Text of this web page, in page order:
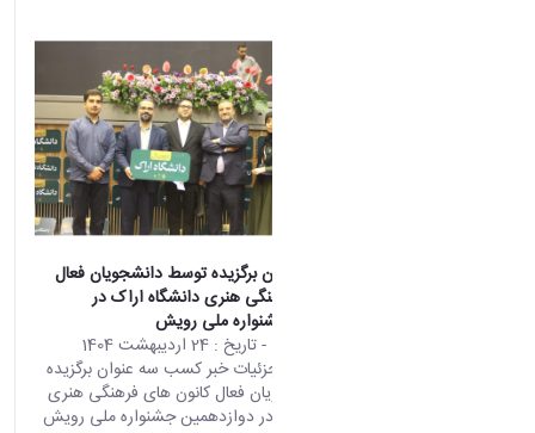
کسب سه عنوان برگزیده توسط دانشجویان فعال
کانون های فرهنگی هنری دانشگاه اراک در
دوازدهمین جشنواره ملی رویش
تأتي هذه النتيجة من الإصدار
Persian من هذا المحتوى.
- تاريخ : 24 اردیبهشت 1404
صفحه اصلی جزئیات خبر کسب سه عنوان برگزیده
توسط دانشجویان فعال کانون های فرهنگی هنری
دانشگاه اراک در دوازدهمین جشنواره ملی رویش